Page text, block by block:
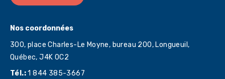
Nos coordonnées
300, place Charles-Le Moyne, bureau 200, Longueuil,
Québec,J4K 0C2
Tél.:1 844 385-3667